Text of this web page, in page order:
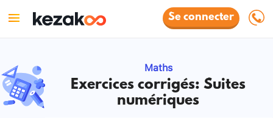
Se connecter
Maths
Exercices corrigés: Suites
numériques